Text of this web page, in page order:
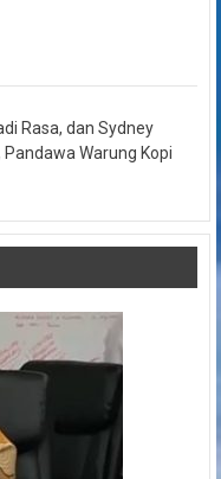
Rasa, dan Sydney
Warung Kopi